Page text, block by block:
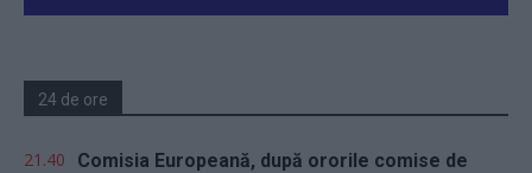
24 de ore
21.40
Comisia Europeană, după ororile comise de